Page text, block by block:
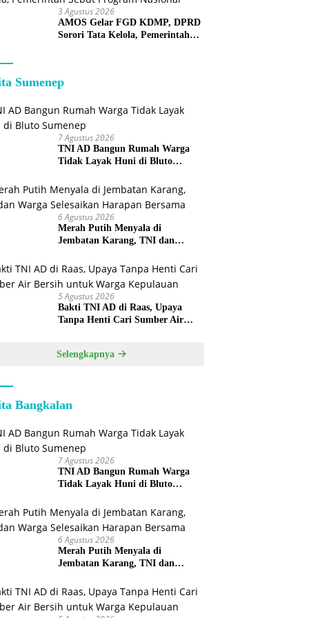
3 Agustus 2026
AMOS Gelar FGD KDMP, DPRD
Sorori Tata Kelola, Pemerintah
Sumenep
7 Agustus 2026
TNI AD Bangun Rumah Warga
Tidak Layak Huni di Bluto
6 Agustus 2026
Merah Putih Menyala di
Jembatan Karang, TNI dan
Bersama
5 Agustus 2026
Bakti TNI AD di Raas, Upaya
Tanpa Henti Cari Sumber Air
Selengkapnya
Bangkalan
7 Agustus 2026
TNI AD Bangun Rumah Warga
Tidak Layak Huni di Bluto
6 Agustus 2026
Merah Putih Menyala di
Jembatan Karang, TNI dan
Bersama